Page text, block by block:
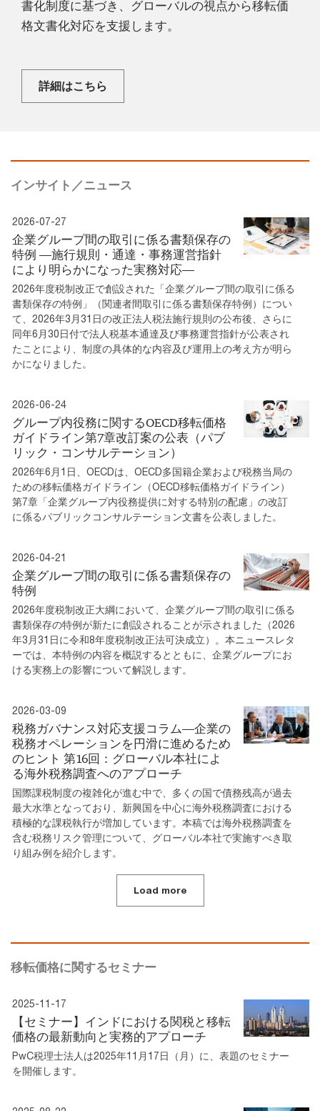
書化制度に基づき、グローバルの視点から移転価
格文書化対応を支援します。
詳細はこちら
インサイト／ニュース
2026-07-27
企業グループ間の取引に係る書類保存の
特例 ―施行規則・通達・事務運営指針
により明らかになった実務対応―
2026年度税制改正で創設された「企業グループ間の取引に係る
書類保存の特例」（関連者間取引に係る書類保存特例）につい
て、2026年3月31日の改正法人税法施行規則の公布後、さらに
同年6月30日付で法人税基本通達及び事務運営指針が公表され
たことにより、制度の具体的な内容及び運用上の考え方が明ら
かになりました。
2026-06-24
グループ内役務に関するOECD移転価格
ガイドライン第7章改訂案の公表（パブ
リック・コンサルテーション）
2026年6月1日、OECDは、OECD多国籍企業および税務当局の
ための移転価格ガイドライン（OECD移転価格ガイドライン）
第7章「企業グループ内役務提供に対する特別の配慮」の改訂
に係るパブリックコンサルテーション文書を公表しました。
2026-04-21
企業グループ間の取引に係る書類保存の
特例
2026年度税制改正大綱において、企業グループ間の取引に係る
書類保存の特例が新たに創設されることが示されました（2026
年3月31日に令和8年度税制改正法可決成立）。本ニュースレタ
ーでは、本特例の内容を概説するとともに、企業グループにお
ける実務上の影響について解説します。
2026-03-09
税務ガバナンス対応支援コラム―企業の
税務オペレーションを円滑に進めるため
のヒント 第16回：グローバル本社によ
る海外税務調査へのアプローチ
国際課税制度の複雑化が進む中で、多くの国で債務残高が過去
最大水準となっており、新興国を中心に海外税務調査における
積極的な課税執行が増加しています。本稿では海外税務調査を
含む税務リスク管理について、グローバル本社で実施すべき取
り組み例を紹介します。
Load more
移転価格に関するセミナー
2025-11-17
【セミナー】インドにおける関税と移転
価格の最新動向と実務的アプローチ
PwC税理士法人は2025年11月17日（月）に、表題のセミナー
を開催します。